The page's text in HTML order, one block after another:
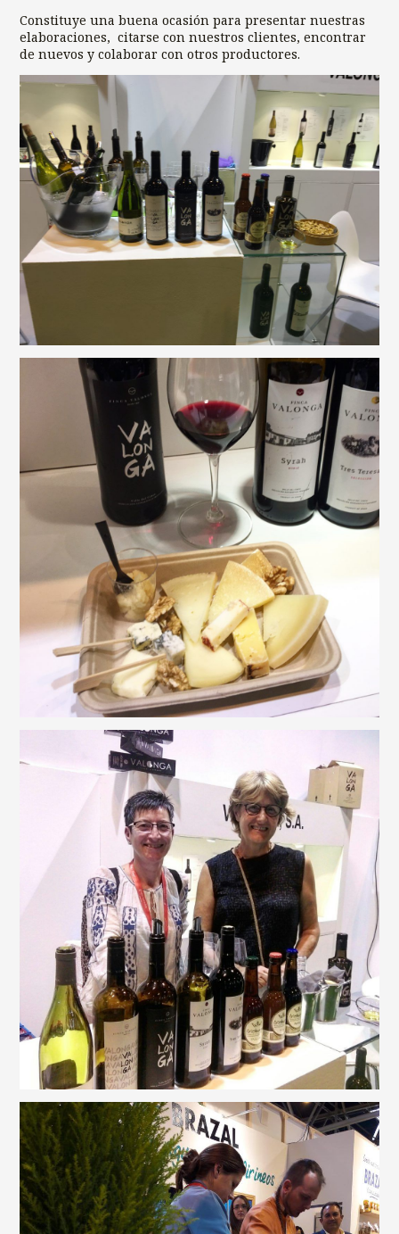
Constituye una buena ocasión para presentar nuestras
elaboraciones, citarse con nuestros clientes, encontrar
de nuevos y colaborar con otros productores.